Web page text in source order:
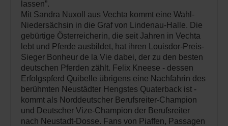
lassen”.
Mit Sandra Nuxoll aus Vechta kommt eine Wahl-
Niedersächsin in die Graf von Lindenau-Halle. Die
gebürtige Österreicherin, die seit Jahren in Vechta
lebt und Pferde ausbildet, hat ihren Louisdor-Preis-
Sieger Bonheur de la Vie dabei, der zu den besten
deutschen Pferden zählt. Felix Kneese - dessen
Erfolgspferd Quibelle übrigens eine Nachfahrin des
berühmten Neustädter Hengstes Quaterback ist -
kommt als Norddeutscher Berufsreiter-Champion
und Deutscher Vize-Champion der Berufsreiter
nach Neustadt-Dosse. Fans von Piaffen, Passagen